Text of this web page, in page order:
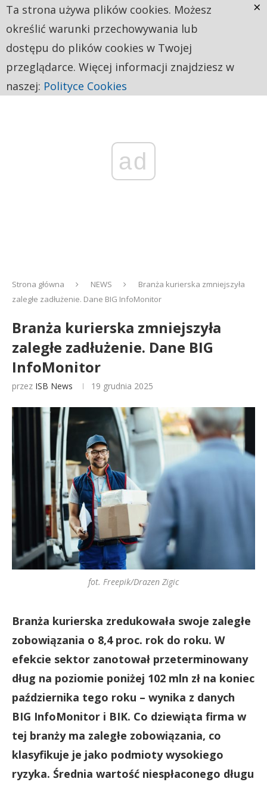
ad
Strona główna NEWS
Branża kurierska zmniejszyła
zaległe zadłużenie. Dane BIG InfoMonitor
Branża kurierska zmniejszyła
zaległe zadłużenie. Dane BIG
InfoMonitor
przez ISB News 19 grudnia 2025
fot. Freepik/Drazen Zigic
Branża kurierska zredukowała swoje zaległe
zobowiązania o 8,4 proc. rok do roku. W
efekcie sektor zanotował przeterminowany
dług na poziomie poniżej 102 mln zł na koniec
października tego roku – wynika z danych
BIG InfoMonitor i BIK. Co dziewiąta firma w
tej branży ma zaległe zobowiązania, co
klasyfikuje je jako podmioty wysokiego
ryzyka. Średnia wartość niespłaconego długu
Ta strona używa plików cookies. Możesz
określić warunki przechowywania lub
dostępu do plików cookies w Twojej
przeglądarce. Więcej informacji znajdziesz w
naszej: Polityce Cookies
×